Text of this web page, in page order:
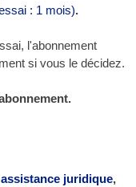
: 1 mois).
l'abonnement
si vous le décidez.
juridique,